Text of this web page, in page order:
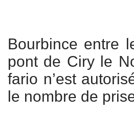
Bourbince entre
pont de Ciry le
fario n’est
le nombre de